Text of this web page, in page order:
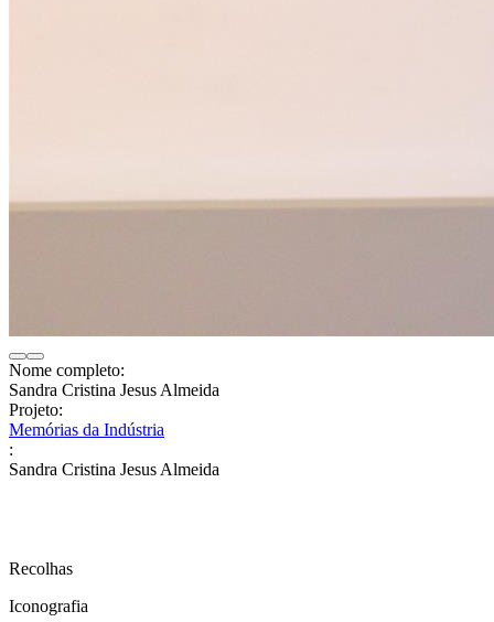
Nome completo:
Sandra Cristina Jesus Almeida
Projeto:
Memórias da Indústria
:
Sandra Cristina Jesus Almeida
Recolhas
Iconografia